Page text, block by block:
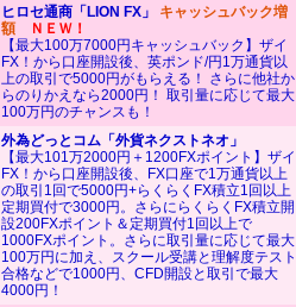
ヒロセ通商「LION FX」 キャッシュバック増
額ＮＥＷ！
【最大100万7000円キャッシュバック】ザイ
FX！から口座開設後、英ポンド/円1万通貨以
上の取引で5000円がもらえる！ さらに他社か
らのりかえなら2000円！ 取引量に応じて最大
100万円のチャンスも！
外為どっとコム「外貨ネクストネオ」
【最大101万2000円＋1200FXポイント】ザイ
FX！から口座開設後、FX口座で1万通貨以上
の取引1回で5000円+らくらくFX積立1回以上
定期買付で3000円。さらにらくらくFX積立開
設200FXポイント＆定期買付1回以上で
1000FXポイント。さらに取引量に応じて最大
100万円に加え、スクール受講と理解度テスト
合格などで1000円、CFD開設と取引で最大
4000円！